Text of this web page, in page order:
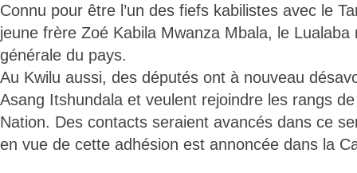
Connu pour être l’un des fiefs kabilistes avec le
jeune frère Zoé Kabila Mwanza Mbala, le Lualaba
générale du pays.
Au Kwilu aussi, des députés ont à nouveau
Asang Itshundala et veulent rejoindre les rangs de
Nation. Des contacts seraient avancés dans ce
en vue de cette adhésion est annoncée dans la